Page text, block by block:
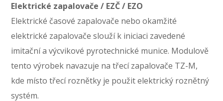
Elektrické zapalovače / EZČ / EZO
Elektrické časové zapalovače nebo okamžité
elektrické zapalovače slouží k iniciaci zavedené
imitační a výcvikové pyrotechnické munice. Modulově
tento výrobek navazuje na třecí zapalovače TZ-M,
kde místo třecí roznětky je použit elektrický roznětný
systém.